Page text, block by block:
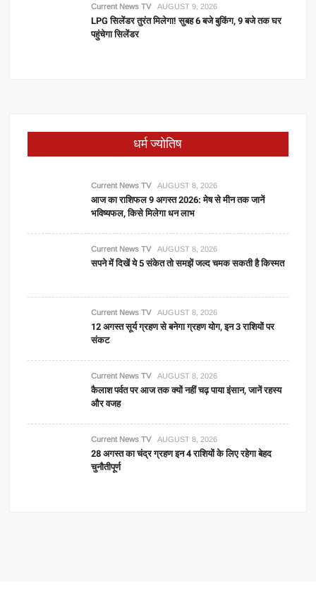
Current News TV AUGUST 9, 2026
LPG सिलेंडर तुरंत मिलेगा! सुबह 6 बजे बुकिंग, 9 बजे तक घर
पहुंचेगा सिलेंडर
धर्म ज्योतिष
Current News TV AUGUST 8, 2026
आज का राशिफल 9 अगस्त 2026: मेष से मीन तक जानें
भविष्यफल, किसे मिलेगा धन लाभ
Current News TV AUGUST 8, 2026
सपने में दिखें ये 5 संकेत तो समझें जल्द चमक सकती है किस्मत
Current News TV AUGUST 8, 2026
12 अगस्त सूर्य ग्रहण से बनेगा ग्रहण योग, इन 3 राशियों पर
संकट
Current News TV AUGUST 8, 2026
कैलाश पर्वत पर आज तक क्यों नहीं चढ़ पाया इंसान, जानें रहस्य
और वजह
Current News TV AUGUST 8, 2026
28 अगस्त का चंद्र ग्रहण इन 4 राशियों के लिए रहेगा बेहद
चुनौतीपूर्ण